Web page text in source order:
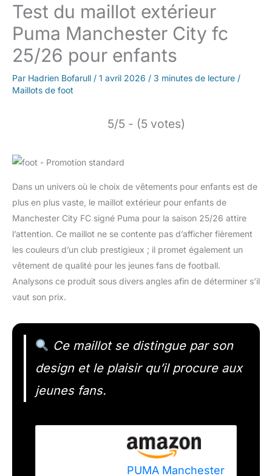
Test du maillot extérieur
Puma Manchester City fc
25/26 pour enfants
Par Hadrien Bofarull / 1 avril 2026 / 3 minutes de lecture /
Maillots de foot
5/5 - (5 votes)
Dans un univers où le choix de vêtements pour enfants est de
plus en plus vaste, le maillot extérieur pour enfants de
Manchester City FC signé Puma pour la saison 25/26 attire
l’attention. Ce maillot ne se contente pas d’afficher fièrement
les couleurs d’un club prestigieux ; il promet également un
vêtement de qualité pour les jeunes fans de football.
Analysons ce produit sous divers angles afin de déterminer s’il
vaut son prix.
Ce maillot se distingue par son
design et le plaisir qu’il procure aux
jeunes fans.
PUMA Manchester